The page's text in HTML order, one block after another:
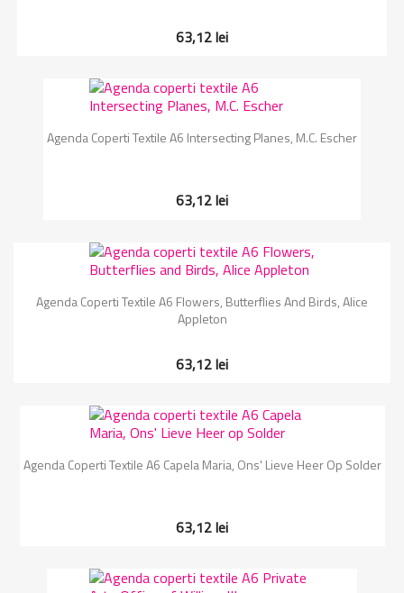
63,12 lei
Agenda Coperti Textile A6 Intersecting Planes, M.C. Escher
63,12 lei
Agenda Coperti Textile A6 Flowers, Butterflies And Birds, Alice
Appleton
63,12 lei
Agenda Coperti Textile A6 Capela Maria, Ons' Lieve Heer Op Solder
63,12 lei